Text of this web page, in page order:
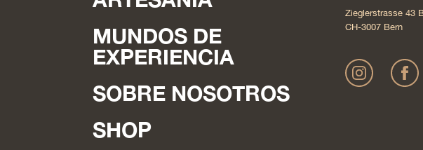
90 minutos medio
sin gluten,